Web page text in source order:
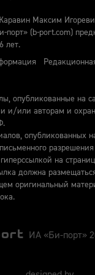
Максим
порт» (b-port.com)
лет.
опубликованные на
и/или авторам и
опубликованных
на
должна
оригинальный
ИА «Би-порт»